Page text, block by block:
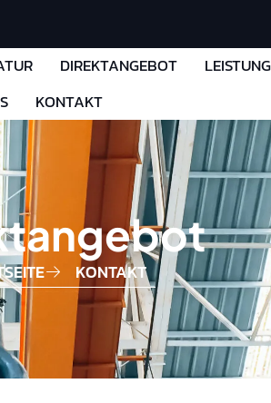
DIREKTANGEBOT
KONTAKT
KONTAKT